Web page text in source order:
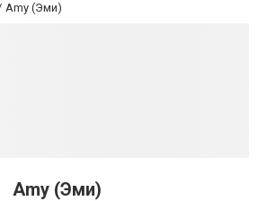
Amy (Эми)
Amy (Эми)